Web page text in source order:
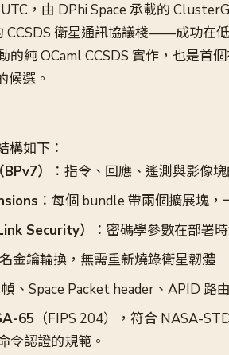
，由 DPhi Space 承載的
衛星通訊協議棧——成功在
的純 OCaml CCSDS 實作，也是首
候選。
構如下：
）
：指令、回應、遙測與影像
：每個 bundle 帶兩個擴展塊
Security）
：密碼學參數在部署
金鑰輪換，無需重新燒錄衛星韌體
、Space Packet header、APID 路由
65 （FIPS 204），符合 NASA-
令認證的規範。